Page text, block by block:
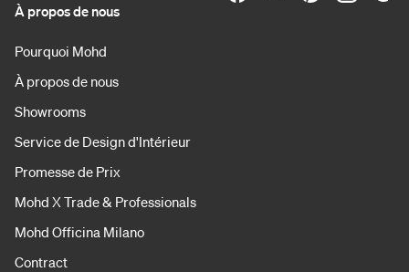
À propos de nous
Pourquoi Mohd
À propos de nous
Showrooms
Service de Design d'Intérieur
Promesse de Prix
Mohd X Trade & Professionals
Mohd Officina Milano
Contract